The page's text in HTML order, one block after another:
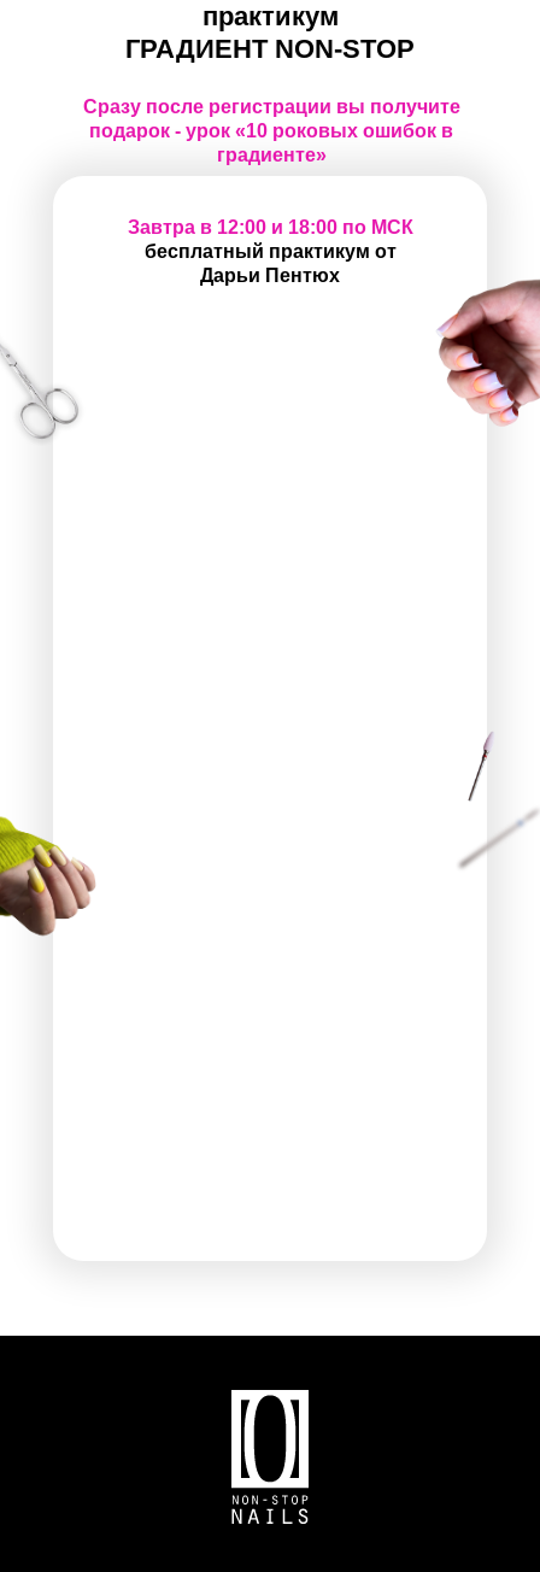
практикум
ГРАДИЕНТ NON-STOP
Завтра в 12:00 и 18:00 по МСК
бесплатный практикум от
Дарьи Пентюх
Сразу после регистрации вы получите
подарок - урок «10 роковых ошибок в
градиенте»